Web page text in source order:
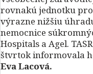
rovnakú jednotku
výrazne nižšiu
nemocnice
Hospitals a Agel.
štvrtok informovala
Eva Lacová.